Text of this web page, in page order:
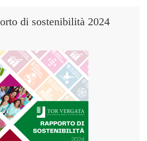
di sostenibilità 2024